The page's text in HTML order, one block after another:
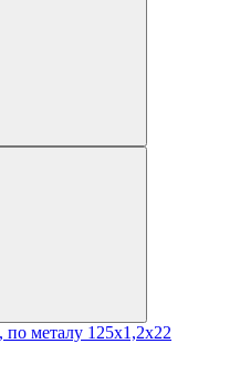
по металу 125х1,2х22